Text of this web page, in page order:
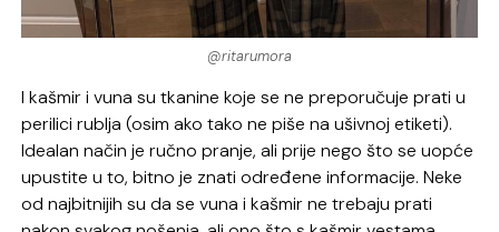
@ritarumora
I kašmir i vuna su tkanine koje se ne preporučuje prati u
perilici rublja (osim ako tako ne piše na ušivnoj etiketi).
Idealan način je ručno pranje, ali prije nego što se uopće
upustite u to, bitno je znati određene informacije. Neke
od najbitnijih su da se vuna i kašmir ne trebaju prati